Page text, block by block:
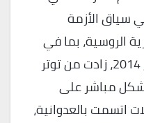
سياق الأزمة
الروسية، بما في
ذلك ضم شبه جزيرة القرم عام 2014، زادت من توتر
مباشر على
اتسمت بالعدوانية،